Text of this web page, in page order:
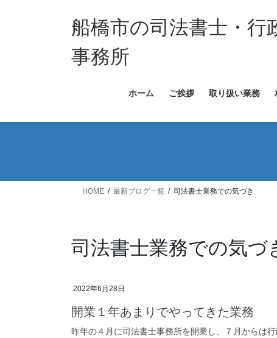
ッ
移
船橋市の司法書士・行
事務所
ホーム ご挨拶 取り扱い業務
HOME 最新ブログ一覧 司法書士業務での気づき
司法書士業務での気づ
2022年6月28日
開業１年あまりでやってきた業務
昨年の４月に司法書士事務所を開業し、７月からは